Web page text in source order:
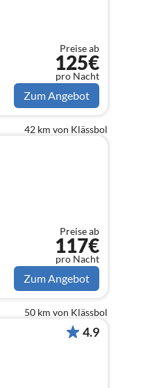
Preise ab
125€
pro Nacht
Zum Angebot
42 km von Klässbol
Preise ab
117€
pro Nacht
Zum Angebot
50 km von Klässbol
4.9